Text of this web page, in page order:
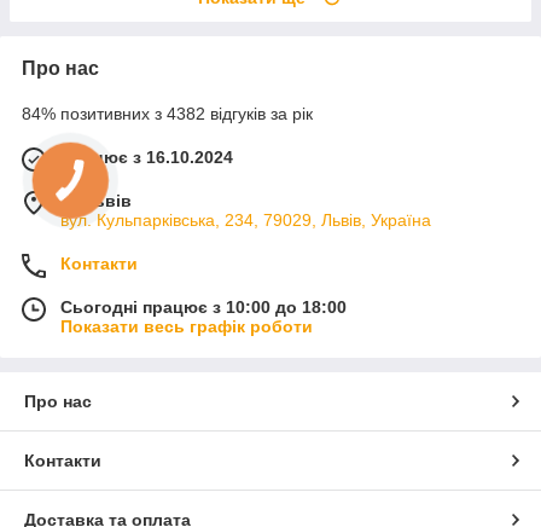
Про нас
84% позитивних з 4382 відгуків за рік
Працює з 16.10.2024
м. Львів
вул. Кульпарківська, 234, 79029, Львів, Україна
Контакти
Сьогодні працює з 10:00 до 18:00
Показати весь графік роботи
Про нас
Контакти
Доставка та оплата